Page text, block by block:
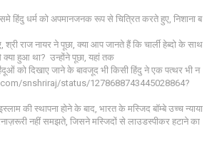
हिंदु धर्म को अपमानजनक रूप से चित्रित करते हुए, निशाना ब
राज नायर ने पूछा, क्या आप जानते हैं कि चार्ली हेब्दो के साथ
हुआ था? उन्होंने पूछा, यहां तक
को दिखाए जाने के बावजूद भी किसी हिंदु ने एक पत्थर भी न
की स्थापना होने के बाद, भारत के मस्जिद बॉम्बे उच्च न्याया
नहीं समझते, जिसने मस्जिदों से लाउडस्पीकर हटाने का